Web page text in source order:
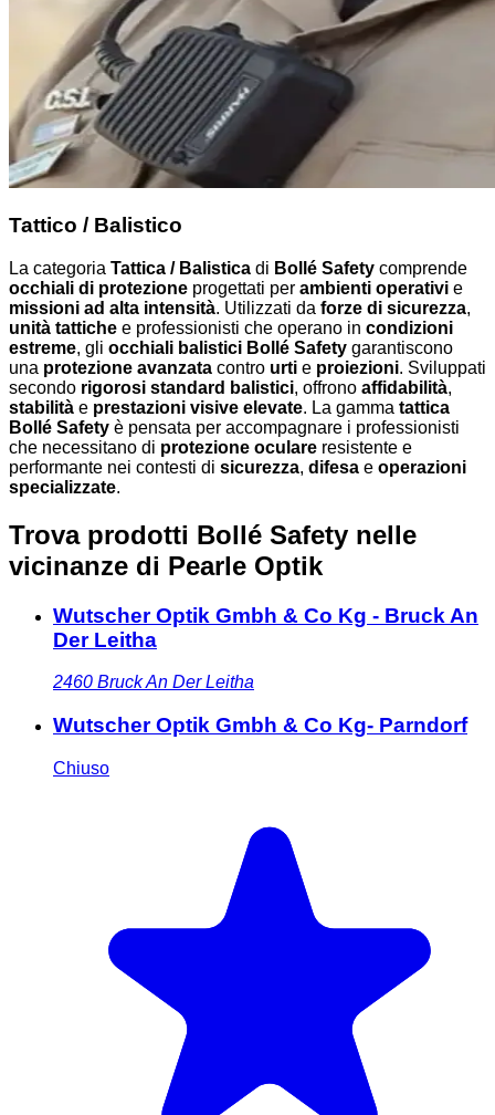
Tattico / Balistico
La categoria Tattica / Balistica di Bollé Safety comprende
occhiali di protezione progettati per ambienti operativi e
missioni ad alta intensità. Utilizzati da forze di sicurezza,
unità tattiche e professionisti che operano in condizioni
estreme, gli occhiali balistici Bollé Safety garantiscono
una protezione avanzata contro urti e proiezioni. Sviluppati
secondo rigorosi standard balistici, offrono affidabilità,
stabilità e prestazioni visive elevate. La gamma tattica
Bollé Safety è pensata per accompagnare i professionisti
che necessitano di protezione oculare resistente e
performante nei contesti di sicurezza, difesa e operazioni
specializzate.
Trova prodotti Bollé Safety nelle
vicinanze di Pearle Optik
Wutscher Optik Gmbh & Co Kg - Bruck An
Der Leitha
2460 Bruck An Der Leitha
Wutscher Optik Gmbh & Co Kg- Parndorf
Chiuso